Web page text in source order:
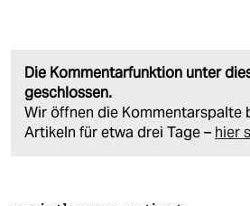
Die Kommentarfunktion unter
geschlossen.
Wir öffnen die Kommentarspalte
Artikeln für etwa drei Tage – hier